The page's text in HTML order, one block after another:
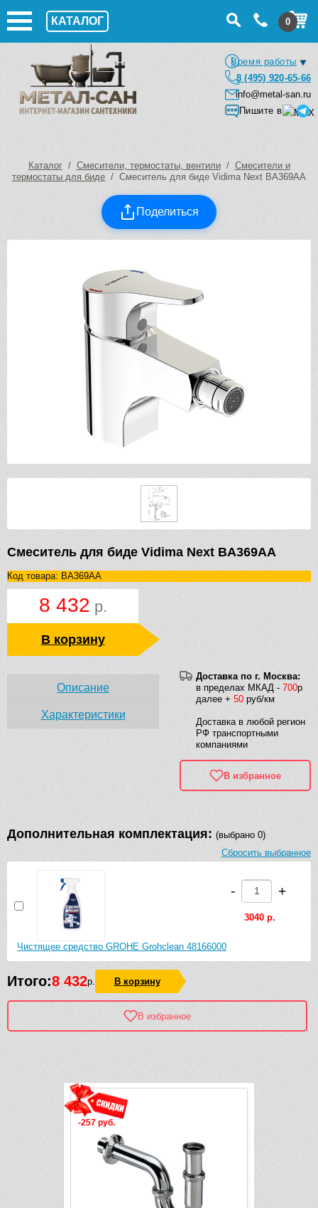
КАТАЛОГ 0
Время работы
8 (495) 920-65-66
info@metal-san.ru
Пишите в
Каталог/ Смесители, термостаты, вентили/ Смесители и
термостаты для биде / Смеситель для биде Vidima Next BA369AA
Поделиться
Смеситель для биде Vidima Next BA369AA
Код товара: BA369AA
8 432 р.
В корзину
Доставка по г. Москва:
в пределах МКАД - 700р
далее + 50 руб/км
Доставка в любой регион
РФ транспортными
компаниями
В избранное
Описание
Характеристики
Дополнительная комплектация: (выбрано 0)
Сбросить выбранное
Чистящее средство GROHE Grohclean 48166000
- +
3040 р.
Итого:8 432р. В корзину
В избранное
-257 руб.